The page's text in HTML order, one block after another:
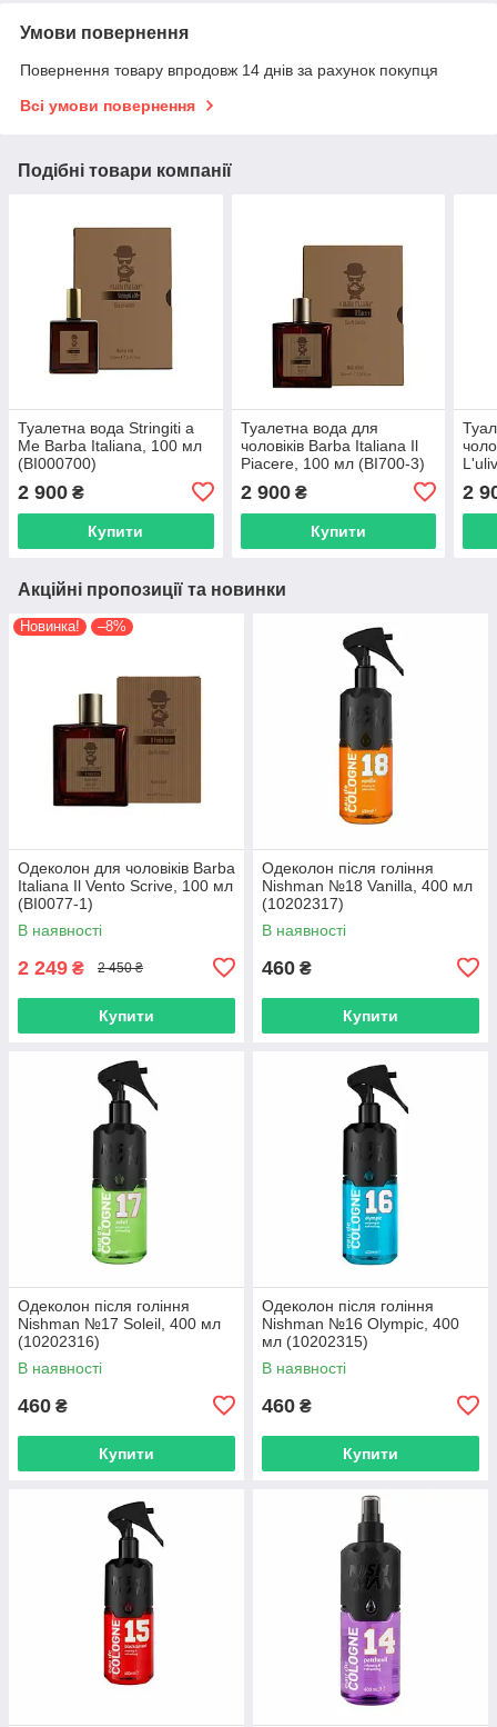
Умови повернення
Повернення товару впродовж 14 днів за рахунок покупця
Всі умови повернення
Подібні товари компанії
Туалетна вода Stringiti a
Me Barba Italiana, 100 мл
(BI000700)
2 900 ₴
Купити
Туалетна вода для
чоловіків Barba Italiana Il
Piacere, 100 мл (BI700-3)
2 900₴
Купити
2
Акційні пропозиції та новинки
Новинка! –8%
Одеколон для чоловіків Barba
Italiana Il Vento Scrive, 100 мл
(BI0077-1)
В наявності
2 249 ₴ 2 450 ₴
Купити
Одеколон після гоління
Nishman №18 Vanilla, 400 мл
(10202317)
В наявності
460 ₴
Купити
Одеколон після гоління
Nishman №17 Soleil, 400 мл
(10202316)
В наявності
460 ₴
Купити
Одеколон після гоління
Nishman №16 Olympic, 400
мл (10202315)
В наявності
460 ₴
Купити